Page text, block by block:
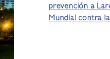
prevención a
Mundial contra